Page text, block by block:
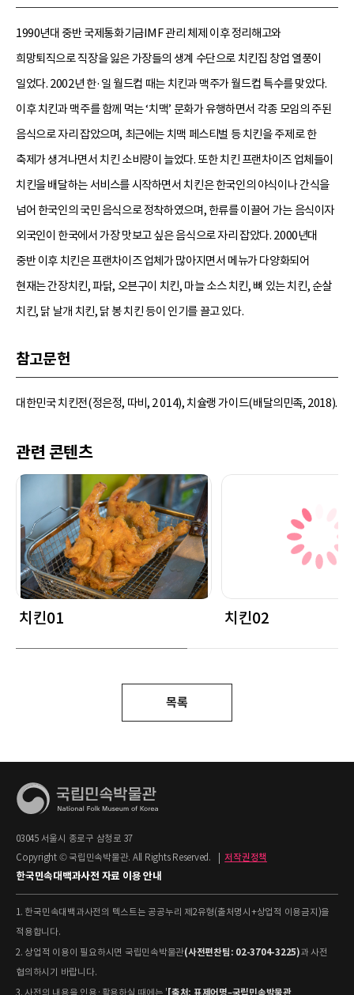
1990년대 중반 국제통화기금IMF 관리 체제 이후 정리해고와
희망퇴직으로 직장을 잃은 가장들의 생계 수단으로 치킨집 창업 열풍이
일었다. 2002년 한·일 월드컵 때는 치킨과 맥주가 월드컵 특수를 맞았다.
이후 치킨과 맥주를 함께 먹는 ‘치맥’ 문화가 유행하면서 각종 모임의 주된
음식으로 자리 잡았으며, 최근에는 치맥 페스티벌 등 치킨을 주제로 한
축제가 생겨나면서 치킨 소비량이 늘었다. 또한 치킨 프랜차이즈 업체들이
치킨을 배달하는 서비스를 시작하면서 치킨은 한국인의 야식이나 간식을
넘어 한국인의 국민 음식으로 정착하였으며, 한류를 이끌어 가는 음식이자
외국인이 한국에서 가장 맛보고 싶은 음식으로 자리 잡았다. 2000년대
중반 이후 치킨은 프랜차이즈 업체가 많아지면서 메뉴가 다양화되어
현재는 간장치킨, 파닭, 오븐구이 치킨, 마늘 소스 치킨, 뼈 있는 치킨, 순살
치킨, 닭 날개 치킨, 닭 봉 치킨 등이 인기를 끌고 있다.
참고문헌
대한민국 치킨전(정은정, 따비, 2 014), 치슐랭 가이드(배달의민족, 2018).
관련 콘텐츠
치킨01 치킨02
목록
03045 서울시 종로구 삼청로 37
Copyright © 국립민속박물관. All Rights Reserved.
저작권정책
한국민속대백과사전 자료 이용 안내
1. 한국민속대백과사전의 텍스트는 공공누리 제2유형(출처명시+상업적 이용금지)을
적용합니다.
2. 상업적 이용이 필요하시면 국립민속박물관(사전편찬팀: 02-3704-3225)과 사전
협의하시기 바랍니다.
[출처: 표제어명–국립민속박물관